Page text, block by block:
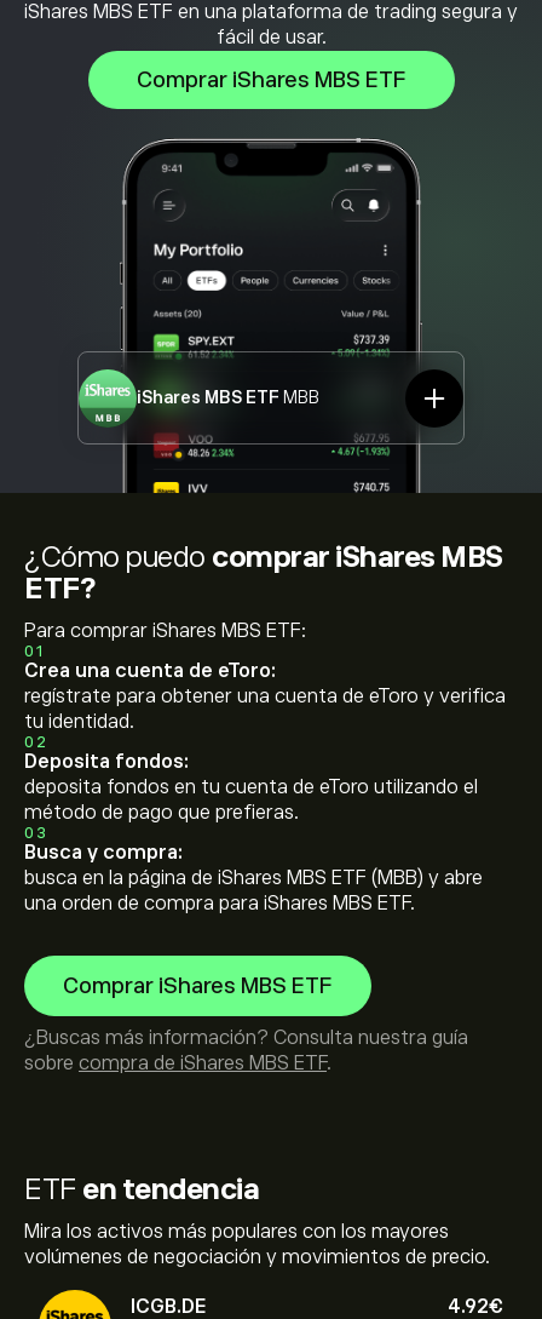
iShares MBS ETF en una plataforma de trading segura y
fácil de usar.
Comprar iShares MBS ETF
iShares MBS ETF MBB
ETF en tendencia
Mira los activos más populares con los mayores
volúmenes de negociación y movimientos de precio.
ICGB.DE
4.92‎€‎
¿Cómo puedo comprar iShares MBS
ETF?
Para comprar iShares MBS ETF:
01
Crea una cuenta de eToro:
regístrate para obtener una cuenta de eToro y verifica
tu identidad.
02
Deposita fondos:
deposita fondos en tu cuenta de eToro utilizando el
método de pago que prefieras.
03
Busca y compra:
busca en la página de iShares MBS ETF (MBB) y abre
una orden de compra para iShares MBS ETF.
Comprar iShares MBS ETF
¿Buscas más información? Consulta nuestra guía
sobre compra de iShares MBS ETF.